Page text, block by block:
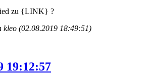
zu {LINK} ?
kleo (02.08.2019 18:49:51)
19:12:57